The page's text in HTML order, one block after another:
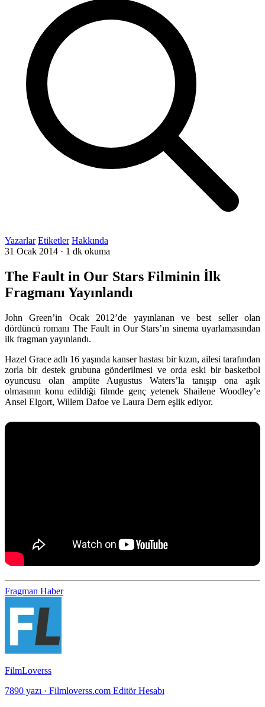
Yazarlar Etiketler Hakkında
31 Ocak 2014 · 1 dk okuma
The Fault in Our Stars Filminin İlk
Fragmanı Yayınlandı
John Green’in Ocak 2012’de yayınlanan ve best seller olan
dördüncü romanı The Fault in Our Stars’ın sinema uyarlamasından
ilk fragman yayınlandı.
Hazel Grace adlı 16 yaşında kanser hastası bir kızın, ailesi tarafından
zorla bir destek grubuna gönderilmesi ve orda eski bir basketbol
oyuncusu olan ampüte Augustus Waters’la tanışıp ona aşık
olmasının konu edildiği filmde genç yetenek Shailene Woodley’e
Ansel Elgort, Willem Dafoe ve Laura Dern eşlik ediyor.
Fragman Haber
FilmLoverss
7890 yazı · Filmloverss.com Editör Hesabı